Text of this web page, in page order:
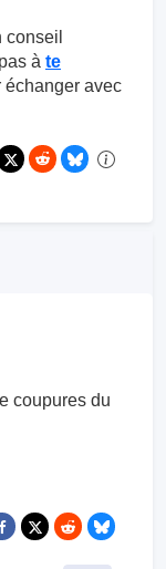
à te
échanger avec
coupures du